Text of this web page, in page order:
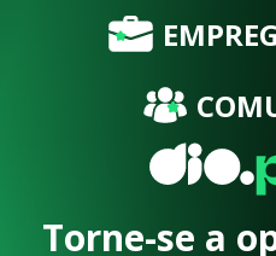
Torne-se a